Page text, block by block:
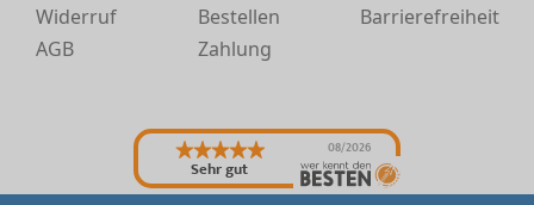
Widerruf
AGB
Bestellen
Zahlung
Barrierefreiheit
Sehr gut
08/2026